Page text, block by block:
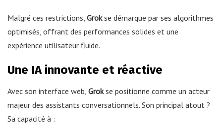
Malgré ces restrictions, Grokse démarque par ses algorithmes
optimisés, offrant des performances solides et une
expérience utilisateur fluide.
Une IA innovante et réactive
Avec son interface web, Grokse positionne comme un acteur
majeur des assistants conversationnels. Son principal atout ?
Sa capacité à :